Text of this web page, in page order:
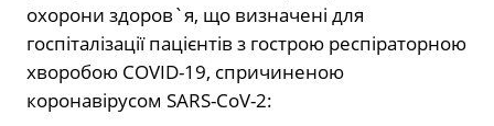
охорони здоров`я, що визначені для
госпіталізації пацієнтів з гострою респіраторною
хворобою COVID-19, спричиненою
коронавірусом SARS-CoV-2: